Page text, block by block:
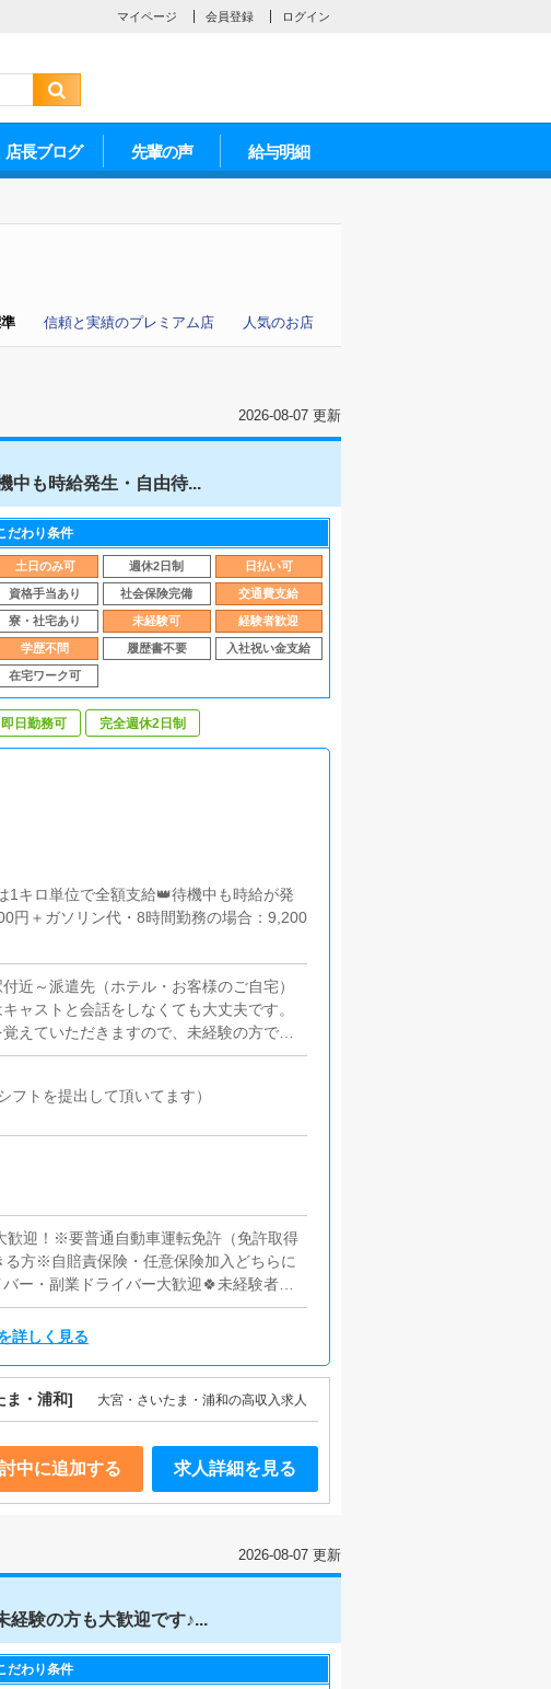
マイページ 会員登録 ログイン
店長ブログ 先輩の声 給与明細
人気のお店
信頼と実績のプレミアム店
2026-08-07 更新
中も時給発生・自由待...
だわり条件
土日のみ可 週休2日制 日払い可
資格手当あり 社会保険完備 交通費支給
寮・社宅あり 未経験可 経験者歓迎
学歴不問 履歴書不要 入社祝い金支給
在宅ワーク可
即日勤務可 完全週休2日制
キロ単位で全額支給👑待機中も時給が発
円＋ガソリン代・8時間勤務の場合：9,200
近～派遣先（ホテル・お客様のご自宅）
ャストと会話をしなくても大丈夫です。
えていただきますので、未経験の方でも
や動画を見たり自由に過ごしていただけ
トを提出して頂いてます）
歓迎！※要普通自動車運転免許（免許取得
方※自賠責保険・任意保険加入どちらに
ー・副業ドライバー大歓迎🍀未経験者・
す！
詳しく見る
ま・浦和] 大宮・さいたま・浦和の高収入求人
中に追加する 求人詳細を見る
2026-08-07 更新
経験の方も大歓迎です♪...
だわり条件